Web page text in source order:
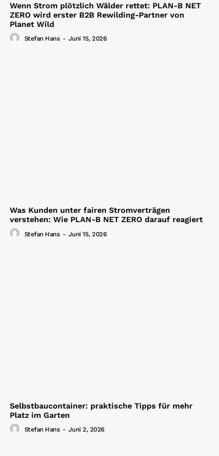
Wenn Strom plötzlich Wälder rettet: PLAN-B NET
ZERO wird erster B2B Rewilding-Partner von
Planet Wild
Stefan Hans - Juni 15, 2026
Was Kunden unter fairen Stromverträgen
verstehen: Wie PLAN-B NET ZERO darauf reagiert
Stefan Hans - Juni 15, 2026
Selbstbaucontainer: praktische Tipps für mehr
Platz im Garten
Stefan Hans - Juni 2, 2026